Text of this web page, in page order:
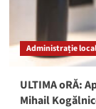
Administrație
ULTIMA oRĂ:
Mihail